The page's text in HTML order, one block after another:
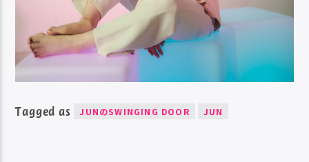
Tagged as JUNのSWINGING DOOR JUN